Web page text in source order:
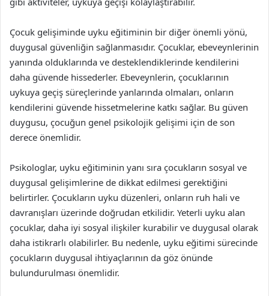
Çocuk gelişiminde uyku eğitiminin bir diğer önemli yönü,
duygusal güvenliğin sağlanmasıdır. Çocuklar, ebeveynlerinin
yanında olduklarında ve desteklendiklerinde kendilerini
daha güvende hissederler. Ebeveynlerin, çocuklarının
uykuya geçiş süreçlerinde yanlarında olmaları, onların
kendilerini güvende hissetmelerine katkı sağlar. Bu güven
duygusu, çocuğun genel psikolojik gelişimi için de son
derece önemlidir.
Psikologlar, uyku eğitiminin yanı sıra çocukların sosyal ve
duygusal gelişimlerine de dikkat edilmesi gerektiğini
belirtirler. Çocukların uyku düzenleri, onların ruh hali ve
davranışları üzerinde doğrudan etkilidir. Yeterli uyku alan
çocuklar, daha iyi sosyal ilişkiler kurabilir ve duygusal olarak
daha istikrarlı olabilirler. Bu nedenle, uyku eğitimi sürecinde
çocukların duygusal ihtiyaçlarının da göz önünde
bulundurulması önemlidir.